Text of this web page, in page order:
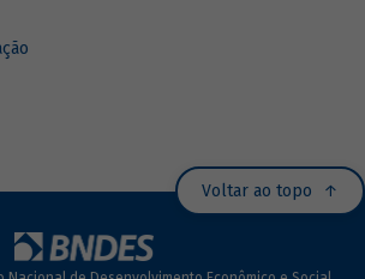
Voltar ao topo